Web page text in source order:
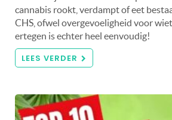
cannabis rookt, verdampt of eet
CHS, ofwel overgevoeligheid voor
ertegen is echter heel eenvoudig!
LEES VERDER